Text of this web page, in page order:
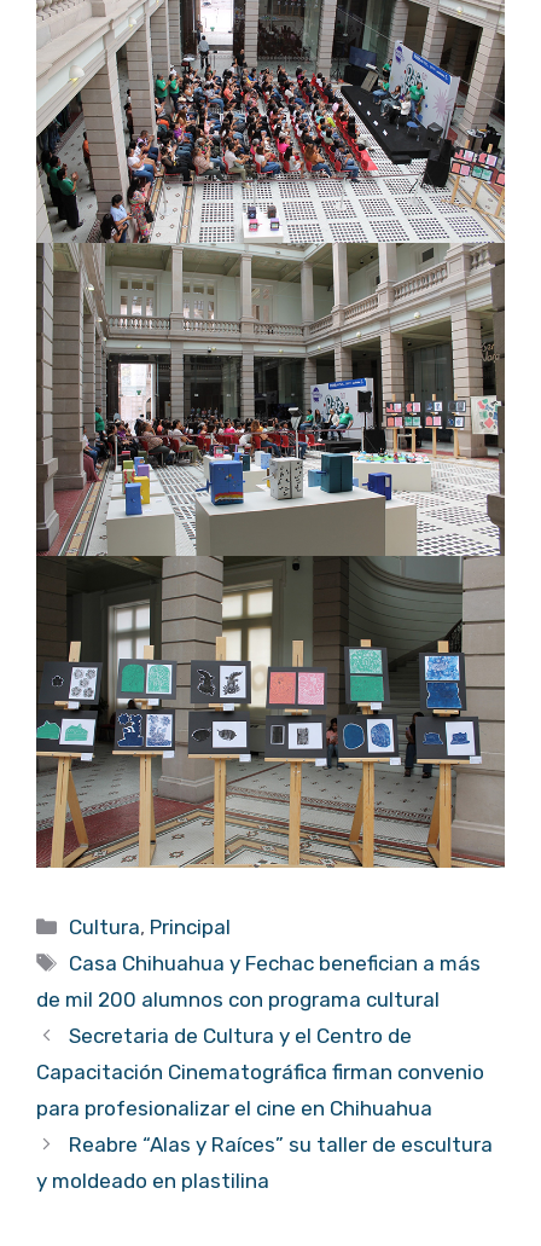
Categorías
Cultura, Principal
Etiquetas
Casa Chihuahua y Fechac benefician a más
de mil 200 alumnos con programa cultural
Secretaria de Cultura y el Centro de
Capacitación Cinematográfica firman convenio
para profesionalizar el cine en Chihuahua
Reabre “Alas y Raíces” su taller de escultura
y moldeado en plastilina